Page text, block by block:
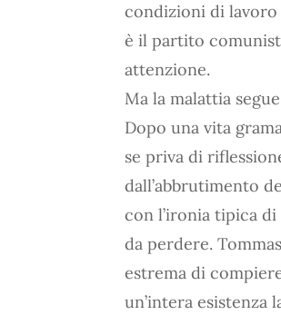
condizioni di lavoro
è il partito
attenzione.
Ma la malattia
Dopo una vita
se priva di
dall’abbrutimento
con l’ironia tipica
da perdere.
estrema di
un’intera esistenza